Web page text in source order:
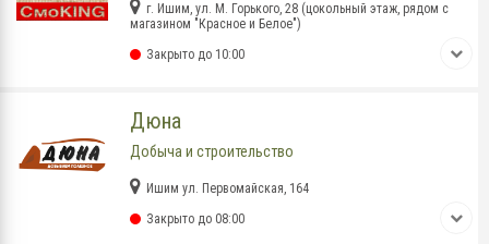
г. Ишим, ул. М. Горького, 28 (цокольный этаж, рядом с
магазином "Красное и Белое")
Закрыто до 10:00
Дюна
Добыча и строительство
Ишим ул. Первомайская, 164
Закрыто до 08:00